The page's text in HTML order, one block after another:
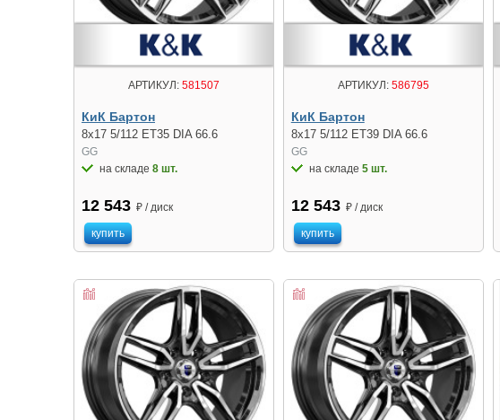
АРТИКУЛ:581507
КиК Бартон
8x17 5/112 ET35 DIA 66.6
GG
на складе 8 шт.
12 543 ₽ / диск
купить
АРТИКУЛ:586795
КиК Бартон
8x17 5/112 ET39 DIA 66.6
GG
на складе 5 шт.
12 543 ₽ / диск
купить